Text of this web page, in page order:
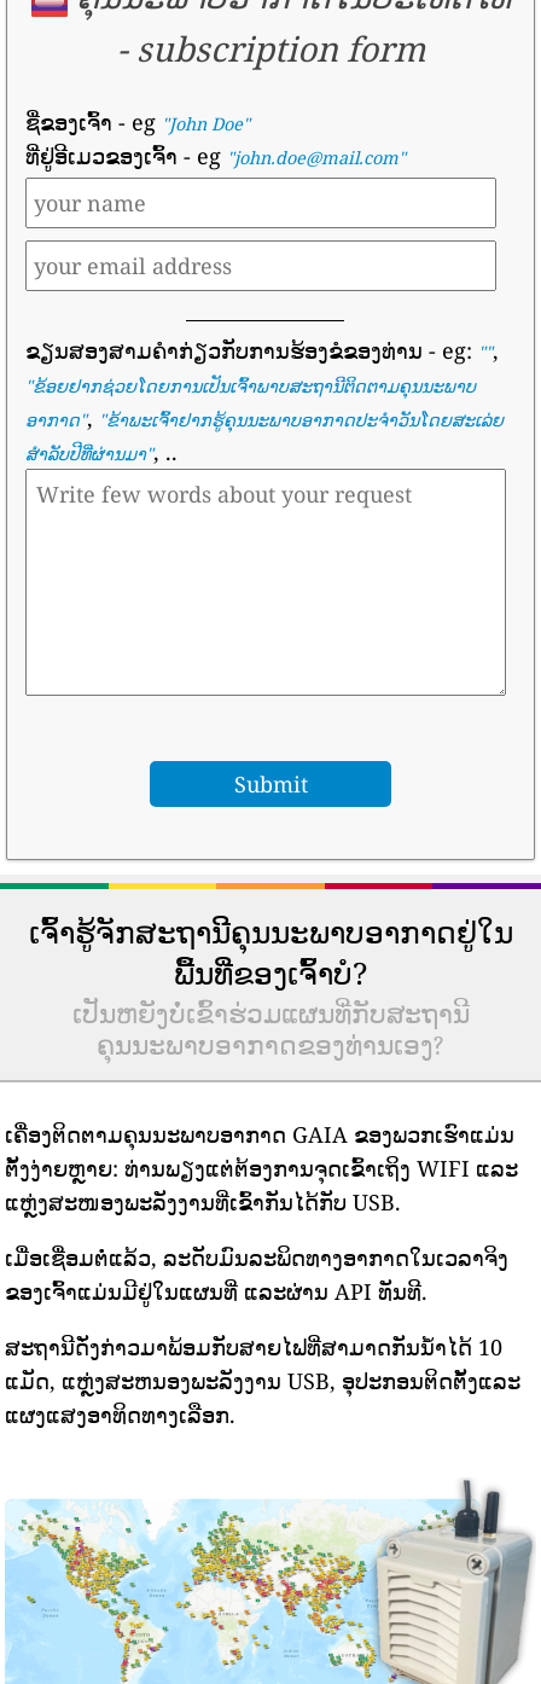
- subscription form
ຊື່ຂອງເຈົ້າ - eg "John Doe"
ທີ່ຢູ່ອີເມວຂອງເຈົ້າ - eg "john.doe@mail.com"
ຂຽນສອງສາມຄໍາກ່ຽວກັບການຮ້ອງຂໍຂອງທ່ານ - eg: "",
"ຂ້ອຍຢາກຊ່ວຍໂດຍການເປັນເຈົ້າພາບສະຖານີຕິດຕາມຄຸນນະພາບ
ອາກາດ", "ຂ້າພະເຈົ້າຢາກຮູ້ຄຸນນະພາບອາກາດປະຈໍາວັນໂດຍສະເລ່ຍ
ສໍາລັບປີທີ່ຜ່ານມາ", ..
ເຈົ້າຮູ້ຈັກສະຖານີຄຸນນະພາບອາກາດຢູ່ໃນ
ພື້ນທີ່ຂອງເຈົ້າບໍ?
ເປັນຫຍັງບໍ່ເຂົ້າຮ່ວມແຜນທີ່ກັບສະຖານີ
ຄຸນນະພາບອາກາດຂອງທ່ານເອງ?
ເຄື່ອງຕິດຕາມຄຸນນະພາບອາກາດ GAIA ຂອງພວກເຮົາແມ່ນ
ຕັ້ງງ່າຍຫຼາຍ: ທ່ານພຽງແຕ່ຕ້ອງການຈຸດເຂົ້າເຖິງ WIFI ແລະ
ແຫຼ່ງສະໜອງພະລັງງານທີ່ເຂົ້າກັນໄດ້ກັບ USB.
ເມື່ອເຊື່ອມຕໍ່ແລ້ວ, ລະດັບມົນລະພິດທາງອາກາດໃນເວລາຈິງ
ຂອງເຈົ້າແມ່ນມີຢູ່ໃນແຜນທີ່ ແລະຜ່ານ API ທັນທີ.
ສະຖານີດັ່ງກ່າວມາພ້ອມກັບສາຍໄຟທີ່ສາມາດກັນນ້ໍາໄດ້ 10
ແມັດ, ແຫຼ່ງສະຫນອງພະລັງງານ USB, ອຸປະກອນຕິດຕັ້ງແລະ
ແຜງແສງອາທິດທາງເລືອກ.